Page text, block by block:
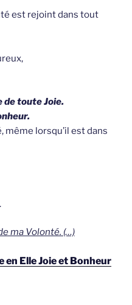
est rejoint dans tout
de toute Joie.
même lorsqu’il est dans
ma Volonté. (…)
en Elle Joie et Bonheur